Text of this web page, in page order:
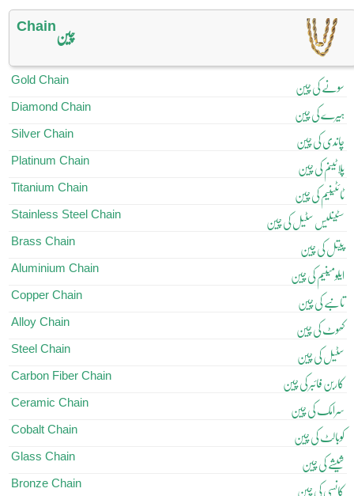
Chainچین
Gold Chain سونے کی چین
Diamond Chain ہیرے کی چین
Silver Chain چاندی کی چین
Platinum Chain پلاٹینم کی چین
Titanium Chain ٹائٹینیم کی چین
Stainless Steel Chain سٹینلیس سٹیل کی چین
Brass Chain پیتل کی چین
Aluminium Chain ایلومینیم کی چین
Copper Chain تانبے کی چین
Alloy Chain کھوٹ کی چین
Steel Chain سٹیل کی چین
Carbon Fiber Chain کاربن فائبر کی چین
Ceramic Chain سرامک کی چین
Cobalt Chain کوبالٹ کی چین
Glass Chain شیشے کی چین
Bronze Chain کانسی کی چین